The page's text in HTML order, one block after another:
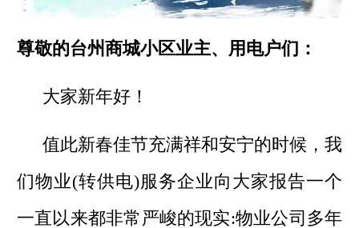
尊敬的台州商城小区业主、用电户们：
大家新年好！
值此新春佳节充满祥和安宁的时候，我
们物业(转供电)服务企业向大家报告一个
一直以来都非常严峻的现实:物业公司多年